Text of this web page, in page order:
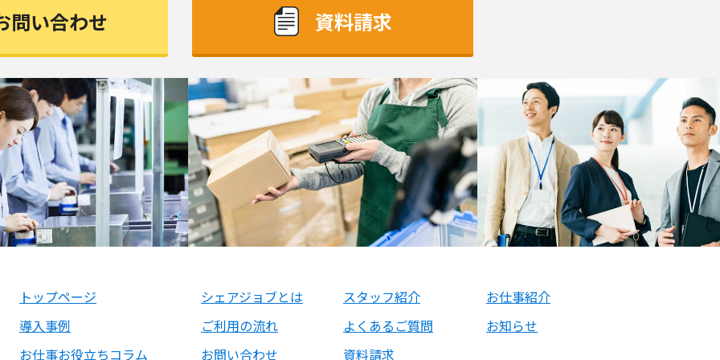
問い合わせ 資料請求
トップページ
導入事例
お仕事お役立ちコラム
シェアジョブとは
ご利用の流れ
お問い合わせ
スタッフ紹介
よくあるご質問
資料請求
お仕事紹介
お知らせ